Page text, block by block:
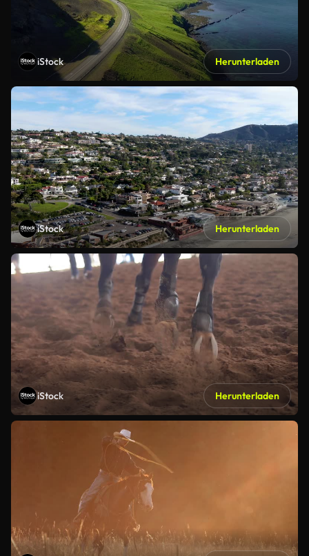
iStock Herunterladen
iStock Herunterladen
iStock Herunterladen